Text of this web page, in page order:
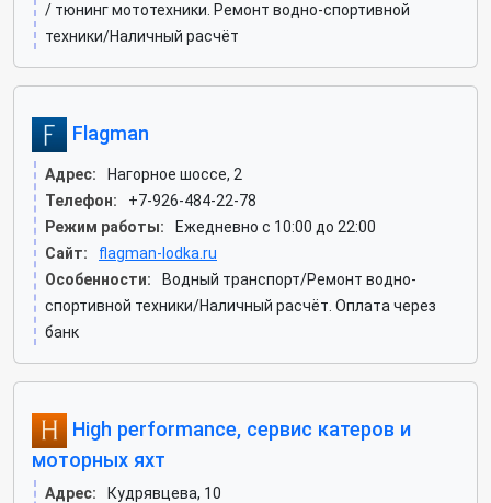
/ тюнинг мототехники. Ремонт водно-спортивной
техники/Наличный расчёт
Flagman
Адрес:
Нагорное шоссе, 2
Телефон:
+7-926-484-22-78
Режим работы:
Ежедневно с 10:00 до 22:00
Сайт:
flagman-lodka.ru
Особенности:
Водный транспорт/Ремонт водно-
спортивной техники/Наличный расчёт. Оплата через
банк
High performance, сервис катеров и
моторных яхт
Адрес:
Кудрявцева, 10